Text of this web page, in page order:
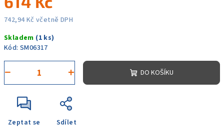
742,94 Kč včetně DPH
cena:
Skladem (1 ks)
Kód: SM06317
+
− DO KOŠÍKU
Zeptat se Sdílet